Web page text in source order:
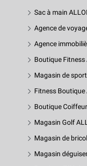
Sac à main
Agence de
Agence
Boutique Fitness
Magasin de
Fitness Boutique
Boutique
Magasin Golf
Magasin de
Magasin